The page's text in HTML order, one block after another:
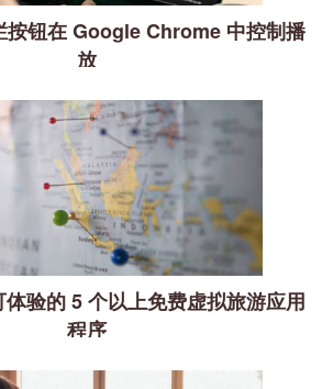
按钮在 Google Chrome 中控制播
放
验的 5 个以上免费虚拟旅游应用
程序